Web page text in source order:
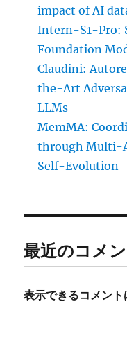
impact of AI
Intern-S1-Pro:
Foundation
Claudini:
the-Art
LLMs
MemMA:
through Multi-
Self-Evolution
最近のコメ
表示できるコメント